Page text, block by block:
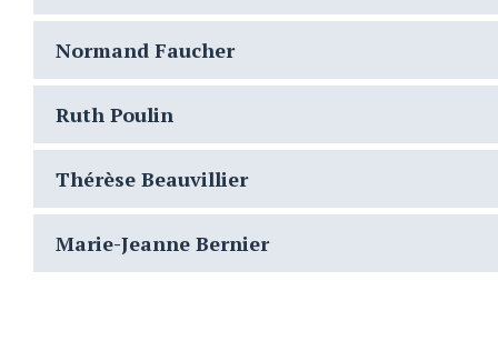
Normand Faucher
Ruth Poulin
Thérèse Beauvillier
Marie-Jeanne Bernier